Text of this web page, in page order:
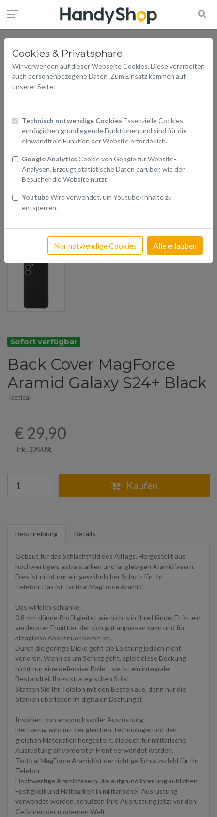
Cookies & Privatsphäre
Wir verwenden auf dieser Webseite Cookies. Diese verarbeiten
auch personenbezogene Daten. Zum Einsatz kommen auf
unserer Seite:
Technisch notwendige Cookies Essenzielle Cookies
ermöglichen grundlegende Funktionen und sind für die
einwandfreie Funktion der Website erforderlich.
Google Analytics Cookie von Google für Website-
Analysen. Erzeugt statistische Daten darüber, wie der
Besucher die Website nutzt.
YoutubeWird verwendet, um Youtube-Inhalte zu
entsperren.
Nur notwendige Cookies Alle erlauben
Sofort verfügbar
Back Cover MagForce
Aramid Galaxy S24+ Black
Tactical
€ 29,90
inkl. 20% USt.
Kaufen
Beschreibung Details
Gebaut für das Schlachtfeld des Alltags. Hergestellt aus
hochwertigen, extra starken und langlebigen Aramidfasern.
Dies ist nicht nur ein gewöhnlicher Schutz für Ihr
Telefon. Das ist Tactical MagForce Aramid!
Das wirklich schlanke
0,8 mm dünne Profil gleitet wie nichts in Ihre Hände. Er ist ein
verdeckter Ermittler, der sich gut anpassen kann und für
alltägliche Abenteuer bereit ist.
Durch die geringe Dicke geht die Leistung jedoch nicht
verloren. Wenn es um Schutz geht, spielt diese Deckung
nicht nur eine defensive Rolle – sie ist ein integraler
Bestandteil Ihres strategischen Stils!
Statten Sie Ihr Telefon mit den Besten aus, denn nur die
Starken überleben im digitalen Dschungel.
Inspiriert von anspruchsvoller Ausrüstung.
Der Bezug wird mit der gleichen Technologie und den
gleichen Materialien hergestellt, die auch für militärische
Ausrüstung an vorderster Front verwendet werden.
Tactical MagForce Aramid ist der richtige Schutzschild für Ihr
Telefon.
Hochwertige Aramidfasern, die aufgrund ihrer unglaublichen
Festigkeit und Haltbarkeit in militärischer Ausrüstung
verwendet werden, schützen Ihre Ausrüstung jetzt vor den
Gefahren der modernen Welt.